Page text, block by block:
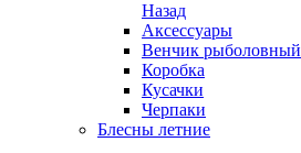
Назад
Аксессуары
Венчик рыболовный
Коробка
Кусачки
Черпаки
Блесны летние